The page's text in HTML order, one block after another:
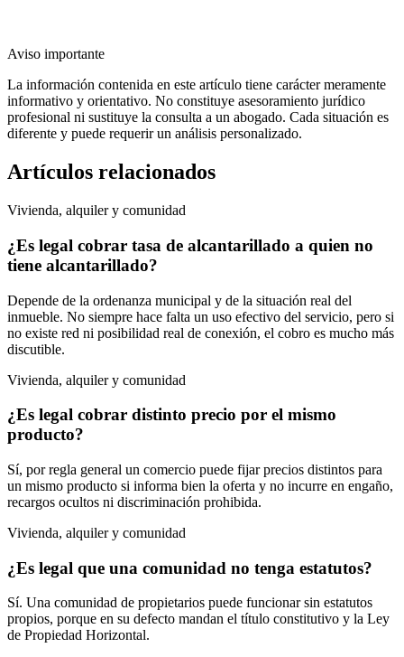
Aviso importante
La información contenida en este artículo tiene carácter meramente
informativo y orientativo. No constituye asesoramiento jurídico
profesional ni sustituye la consulta a un abogado. Cada situación es
diferente y puede requerir un análisis personalizado.
Artículos relacionados
Vivienda, alquiler y comunidad
¿Es legal cobrar tasa de alcantarillado a quien no
tiene alcantarillado?
Depende de la ordenanza municipal y de la situación real del
inmueble. No siempre hace falta un uso efectivo del servicio, pero si
no existe red ni posibilidad real de conexión, el cobro es mucho más
discutible.
Vivienda, alquiler y comunidad
¿Es legal cobrar distinto precio por el mismo
producto?
Sí, por regla general un comercio puede fijar precios distintos para
un mismo producto si informa bien la oferta y no incurre en engaño,
recargos ocultos ni discriminación prohibida.
Vivienda, alquiler y comunidad
¿Es legal que una comunidad no tenga estatutos?
Sí. Una comunidad de propietarios puede funcionar sin estatutos
propios, porque en su defecto mandan el título constitutivo y la Ley
de Propiedad Horizontal.